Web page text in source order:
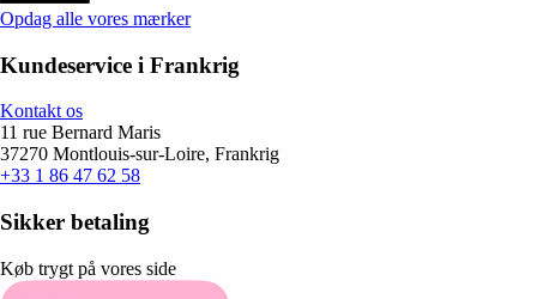
Opdag alle vores mærker
Kundeservice i Frankrig
Kontakt os
11 rue Bernard Maris
37270 Montlouis-sur-Loire, Frankrig
+33 1 86 47 62 58
Sikker betaling
Køb trygt på vores side